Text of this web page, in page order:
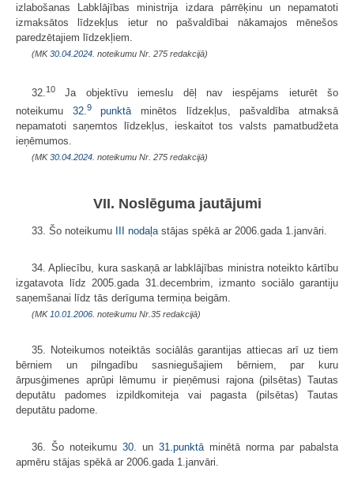
izlabošanas Labklājības ministrija izdara pārrēķinu un nepamatoti
izmaksātos līdzekļus ietur no pašvaldībai nākamajos mēnešos
paredzētajiem līdzekļiem.
(MK30.04.2024. noteikumu Nr. 275 redakcijā)
32.10
Ja objektīvu iemeslu dēļ nav iespējams ieturēt šo
noteikumu 32.9punktāminētos līdzekļus, pašvaldība atmaksā
nepamatoti saņemtos līdzekļus, ieskaitot tos valsts pamatbudžeta
ieņēmumos.
(MK30.04.2024. noteikumu Nr. 275 redakcijā)
VII. Noslēguma jautājumi
33. Šo noteikumu III nodaļastājas spēkā ar 2006.gada 1.janvāri.
34. Apliecību, kura saskaņā ar labklājības ministra noteikto kārtību
izgatavota līdz 2005.gada 31.decembrim, izmanto sociālo garantiju
saņemšanai līdz tās derīguma termiņa beigām.
(MK 10.01.2006. noteikumu Nr.35 redakcijā)
35. Noteikumos noteiktās sociālās garantijas attiecas arī uz tiem
bērniem un pilngadību sasniegušajiem bērniem, par kuru
ārpusģimenes aprūpi lēmumu ir pieņēmusi rajona (pilsētas) Tautas
deputātu padomes izpildkomiteja vai pagasta (pilsētas) Tautas
deputātu padome.
36. Šo noteikumu 30. un 31.punktāminētā norma par pabalsta
apmēru stājas spēkā ar 2006.gada 1.janvāri.